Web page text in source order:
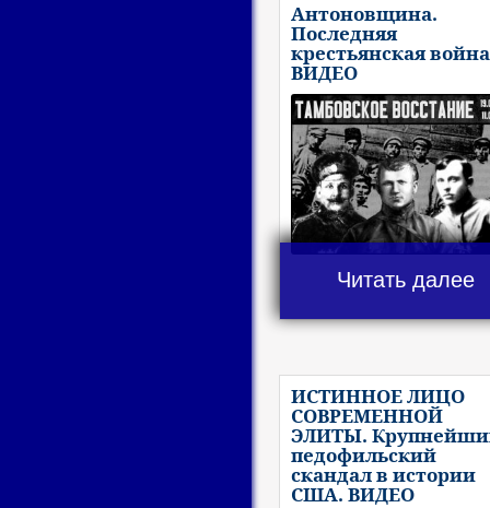
Антоновщина.
Последняя
крестьянская
ВИДЕО
Читать далее
ИСТИННОЕ ЛИЦО
СОВРЕМЕННОЙ
ЭЛИТЫ.
педофильский
скандал в истории
США. ВИДЕО